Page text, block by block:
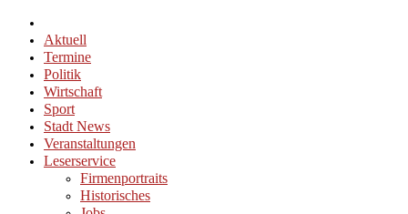
Aktuell
Termine
Politik
Wirtschaft
Sport
Stadt News
Veranstaltungen
Leserservice
Firmenportraits
Historisches